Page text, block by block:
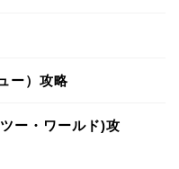
ー）攻略
ー・ワールド)攻